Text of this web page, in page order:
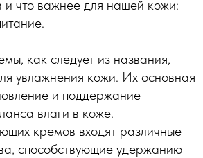
и что важнее для нашей кожи:
как следует из названия,
увлажнения кожи. Их основная
и поддержание
влаги в коже.
кремов входят различные
способствующие удержанию